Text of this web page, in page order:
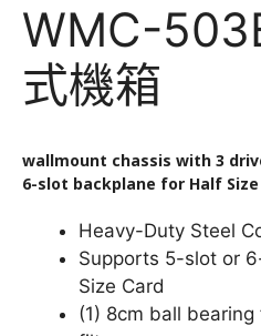
WMC-
式機箱
wallmount chassis with 3
6-slot backplane for Half
Heavy-Duty Steel
Supports 5-slot or
Size Card
(1) 8cm ball